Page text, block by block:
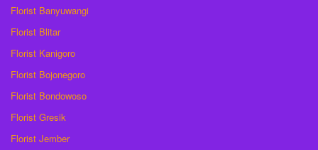
Florist Banyuwangi
Florist Blitar
Florist Kanigoro
Florist Bojonegoro
Florist Bondowoso
Florist Gresik
Florist Jember